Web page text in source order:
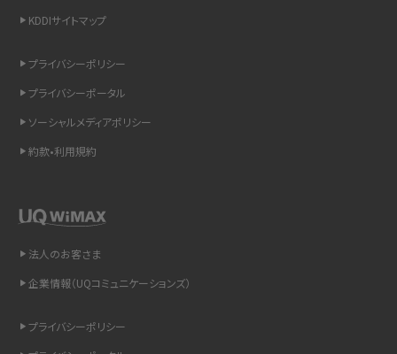
リプライ機能とは？LINE、X（旧Twitter）、Instagram、TikTokで送る方法を解説
インスタのDMの送り方は？便利機能の使い方や注意点をわかりやすく解説
LINEで送信取り消しをする方法は？相手に知られるのか、削除との違いも紹介
詳しく解説
Wi-Fiを快適に使うための速度はどれくらい？用途別の目安・回線ごとの平均を
紹介
LINEの着信音や通知音の設定・変更方法を解説！鳴らない場合の対処法も紹介
KDDIサイトマップ
プライバシーポリシー
プライバシーポータル
ソーシャルメディアポリシー
約款•利用規約
法人のお客さま
企業情報（UQコミュニケーションズ）
プライバシーポリシー